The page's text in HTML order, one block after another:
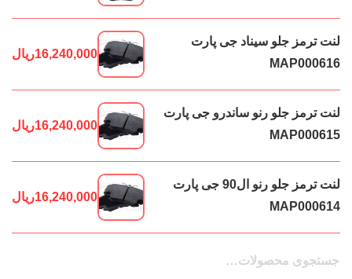
لنت ترمز جلو سیناد جی پارت
MAP000616
16,240,000ریال
لنت ترمز جلو رنو ساندرو جی پارت
MAP000615
16,240,000ریال
لنت ترمز جلو رنو ال90 جی پارت
MAP000614
16,240,000ریال
جستجو
جستجو